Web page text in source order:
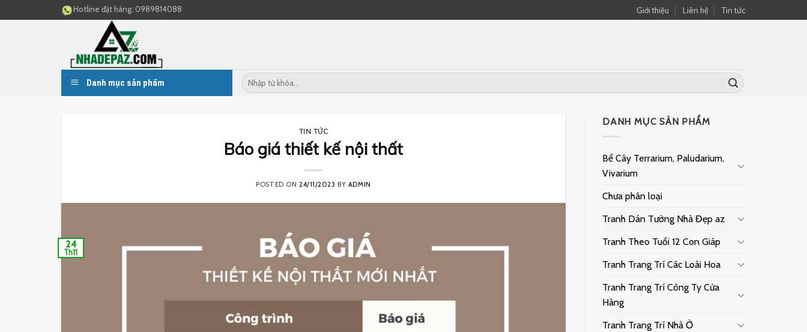
to
Hotline đặt hàng: 0989814088 Giới thiệu Liên hệ Tin tức
Danh mục sản phẩm
TIN TỨC
Báo giá thiết kế nội thất
POSTED ON 24/11/2023 BY ADMIN
24
Th11
DANH MỤC SẢN PHẨM
Bể Cây Terrarium, Paludarium,
Vivarium
Chưa phân loại
Tranh Dán Tường Nhà Đẹp az
Tranh Theo Tuổi 12 Con Giáp
Tranh Trang Trí Các Loài Hoa
Tranh Trang Trí Công Ty Cửa
Hàng
Tranh Trang Trí Nhà Ở